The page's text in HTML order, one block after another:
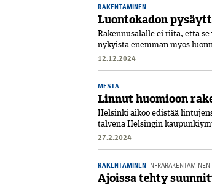
RAKENTAMINEN
Luontokadon
Rakennusalalle ei riitä, että
nykyistä enemmän myös
12.12.2024
MESTA
Linnut huomioon
Helsinki aikoo edistää
talvena Helsingin
27.2.2024
RAKENTAMINEN INFRARAKENTAMINEN
Ajoissa tehty